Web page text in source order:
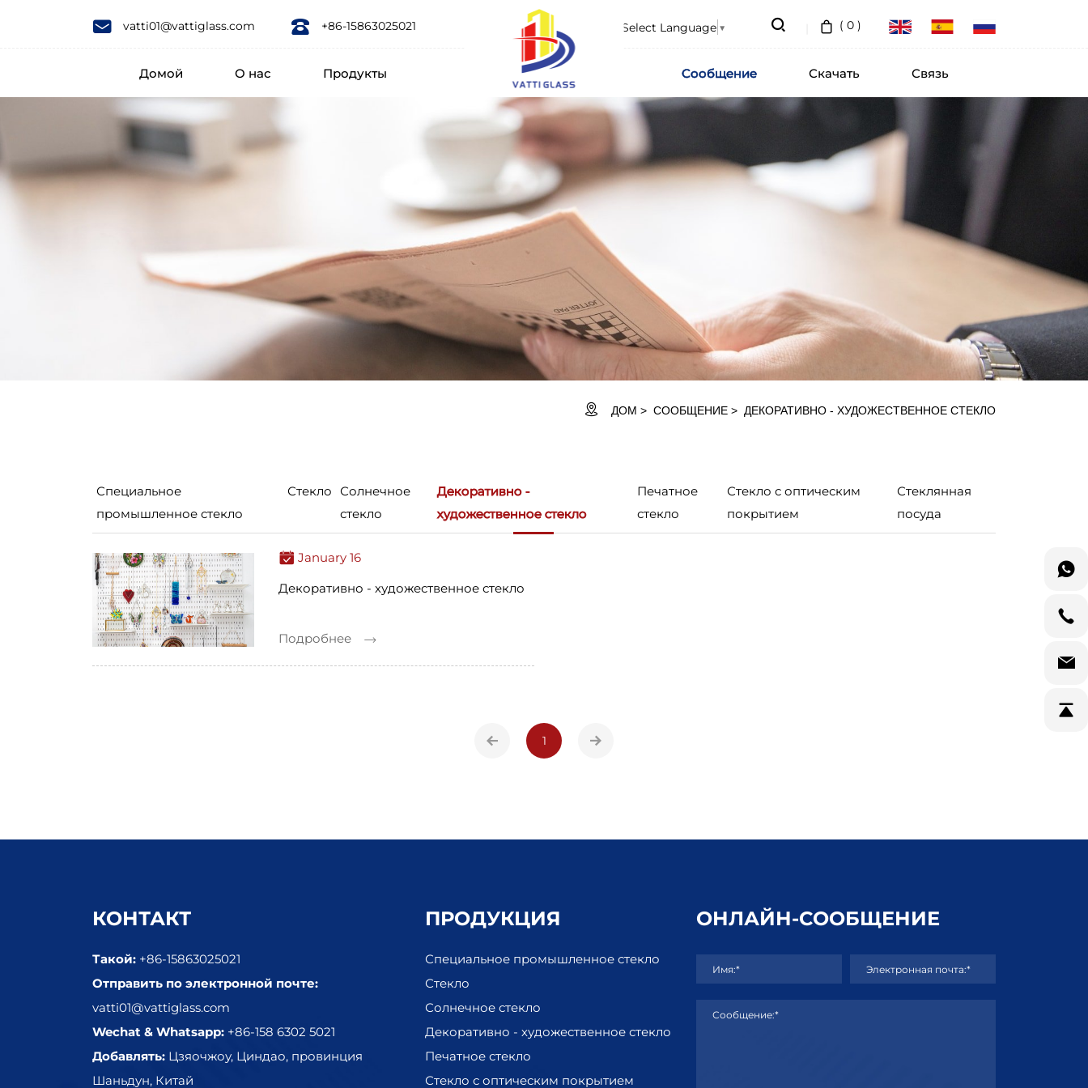
vatti01@vattiglass.com +86-15863025021 Select Language ▼ ( 0 )
Домой О нас Продукты Сообщение Скачать Связь
Декоративно
художественное
ДОМ СООБЩЕНИЕ ДЕКОРАТИВНО - ХУДОЖЕСТВЕННОЕ СТЕКЛО
Специальное
промышленное стекло
Стекло Солнечное
стекло
Декоративно -
художественное стекло
Печатное
стекло
Стекло с оптическим
покрытием
Стеклянная
посуда
January 16
Декоративно - художественное стекло
Подробнее
1
КОНТАКТ
Такой: +86-15863025021
Отправить по электронной почте:
vatti01@vattiglass.com
Wechat & Whatsapp: +86-158 6302 5021
Добавлять: Цзяочжоу, Циндао, провинция
Шаньдун, Китай
ПРОДУКЦИЯ
Специальное промышленное стекло
Стекло
Солнечное стекло
Декоративно - художественное стекло
Печатное стекло
Стекло с оптическим покрытием
ОНЛАЙН-СООБЩЕНИЕ
Имя:* Электронная почта:*
Сообщение:*